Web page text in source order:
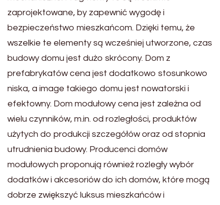
zaprojektowane, by zapewnić wygodę i
bezpieczeństwo mieszkańcom. Dzięki temu, że
wszelkie te elementy są wcześniej utworzone, czas
budowy domu jest dużo skrócony. Dom z
prefabrykatów cena jest dodatkowo stosunkowo
niska, a image takiego domu jest nowatorski i
efektowny. Dom modułowy cena jest zależna od
wielu czynników, m.in. od rozległości, produktów
użytych do produkcji szczegółów oraz od stopnia
utrudnienia budowy. Producenci domów
modułowych proponują również rozległy wybór
dodatków i akcesoriów do ich domów, które mogą
dobrze zwiększyć luksus mieszkańców i